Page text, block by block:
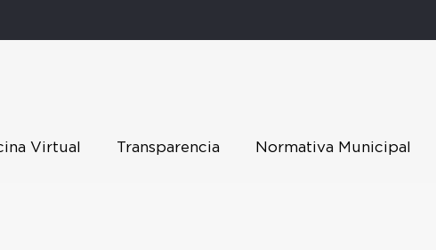
Virtual Transparencia Normativa Municipal